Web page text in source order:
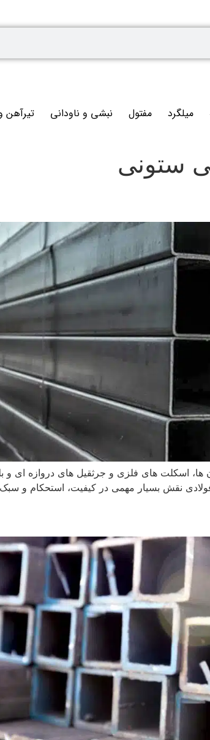
میلگرد مفتول نبشی و ناودانی
ستونی
اسکلت های فلزی و جرثقیل های دروازه ای و
نقش بسیار مهمی در کیفیت، استحکام و